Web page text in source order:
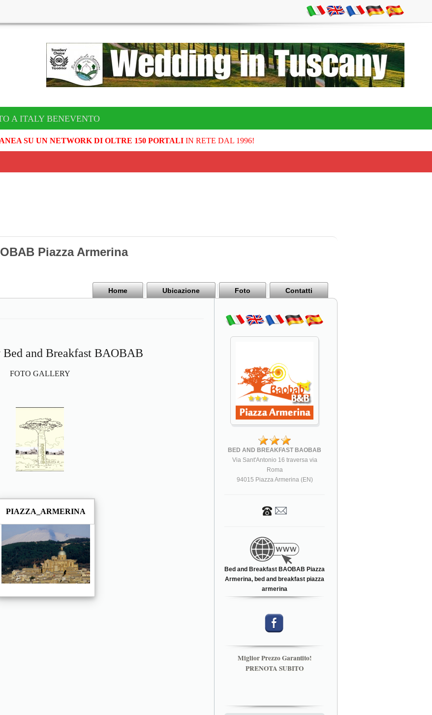
A ITALY BENEVENTO
SU UN NETWORK DI OLTRE 150 PORTALIIN RETE DAL 1996!
Piazza Armerina
Home Ubicazione Foto Contatti
Bed and Breakfast BAOBAB
FOTO GALLERY
PIAZZA_ARMERINA
BED AND BREAKFAST BAOBAB
Via Sant'Antonio 16 traversa via
Roma
94015 Piazza Armerina (EN)
Bed and Breakfast BAOBAB Piazza
Armerina, bed and breakfast piazza
armerina
Miglior Prezzo Garantito!
PRENOTA SUBITO